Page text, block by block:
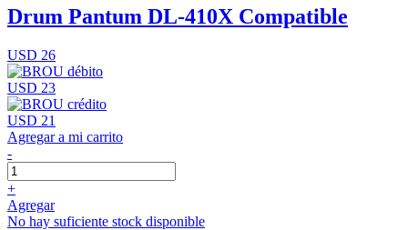
Drum Pantum DL-410X Compatible
USD 26
USD 23
USD 21
Agregar a mi carrito
-
+
Agregar
No hay suficiente stock disponible